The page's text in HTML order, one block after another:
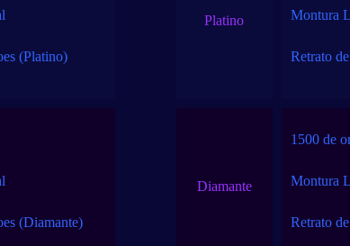
(Platino)
Platino Montura
Retrato
(Diamante)
Diamante
1500 de
Montura
Retrato